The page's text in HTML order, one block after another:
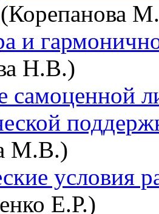
(Корепанова
и
Н.В.)
самоценной
М.В.)
условия
Е.Р.)